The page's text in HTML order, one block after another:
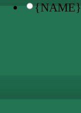
{NAME}